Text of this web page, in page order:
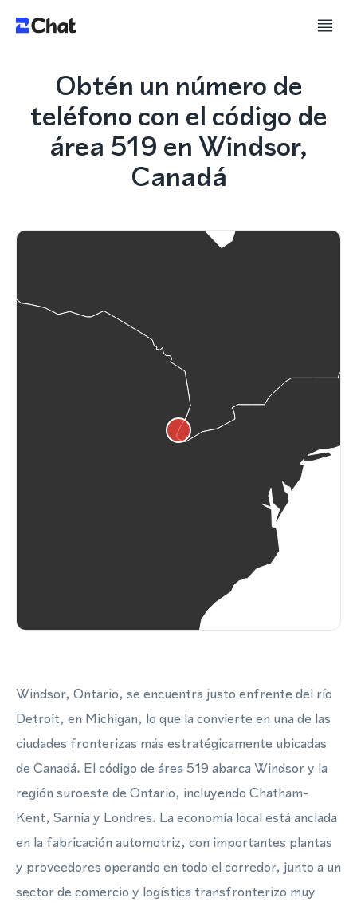
Obtén un número de
teléfono con el código de
área 519 en Windsor,
Canadá
Windsor, Ontario, se encuentra justo enfrente del río
Detroit, en Michigan, lo que la convierte en una de las
ciudades fronterizas más estratégicamente ubicadas
de Canadá. El código de área 519 abarca Windsor y la
región suroeste de Ontario, incluyendo Chatham-
Kent, Sarnia y Londres. La economía local está anclada
en la fabricación automotriz, con importantes plantas
y proveedores operando en todo el corredor, junto a un
sector de comercio y logística transfronterizo muy